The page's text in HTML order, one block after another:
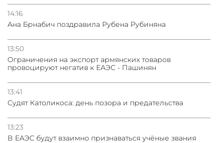
14:16
Ана Брнабич поздравила Рубена Рубиняна
13:50
Oграничения на экспорт армянских товаров
провоцируют негатив к ЕАЭС - Пашинян
13:41
Судят Католикоса: день позора и предательства
13:23
В ЕАЭС будут взаимно признаваться учёные звания